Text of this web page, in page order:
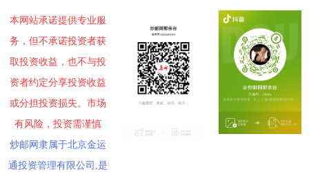
本网站承诺提供专业服
务，但不承诺投资者获
取投资收益，也不与投
资者约定分享投资收益
或分担投资损失。市场
有风险，投资需谨慎
炒邮网隶属于北京金运
通投资管理有限公司,是